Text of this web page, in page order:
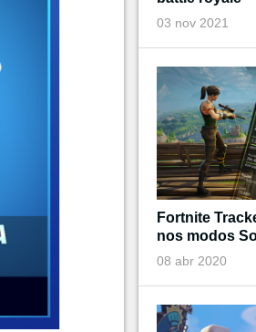
03 nov 2021
Fortnite
nos modos
08 abr 2020